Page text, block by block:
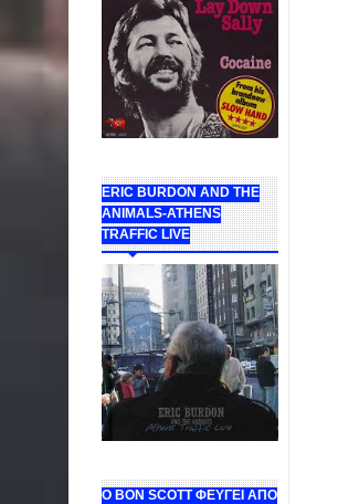
ERIC BURDON AND THE
ANIMALS-ATHENS
TRAFFIC LIVE
Ο BON SCOTT ΦΕΥΓΕΙ ΑΠΟ